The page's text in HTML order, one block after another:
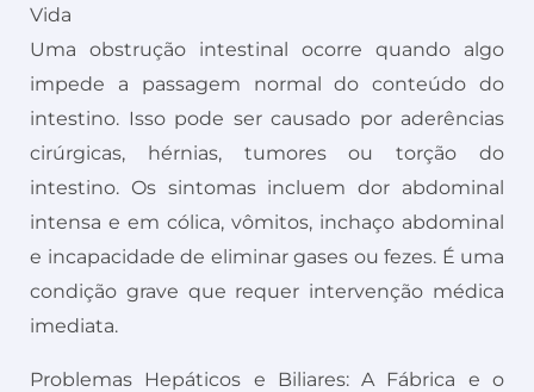
Vida
Uma obstrução intestinal ocorre quando algo
impede a passagem normal do conteúdo do
intestino. Isso pode ser causado por aderências
cirúrgicas, hérnias, tumores ou torção do
intestino. Os sintomas incluem dor abdominal
intensa e em cólica, vômitos, inchaço abdominal
e incapacidade de eliminar gases ou fezes. É uma
condição grave que requer intervenção médica
imediata.
Problemas Hepáticos e Biliares: A Fábrica e o